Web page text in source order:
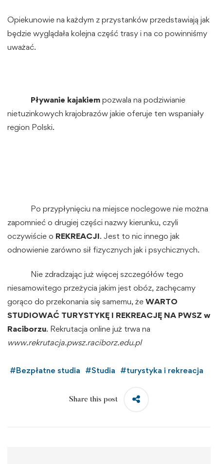
Opiekunowie na każdym z przystanków przedstawiają jak
będzie wyglądała kolejna część trasy i na co powinniśmy
uważać.
Pływanie kajakiem pozwala na podziwianie
nietuzinkowych krajobrazów jakie oferuje ten wspaniały
region Polski.
Po przypłynięciu na miejsce noclegowe nie można
zapomnieć o drugiej części nazwy kierunku, czyli
oczywiście o REKREACJI. Jest to nic innego jak
odnowienie zarówno sił fizycznych jak i psychicznych.
Nie zdradzając już więcej szczegółów tego
niesamowitego przeżycia jakim jest obóz, zachęcamy
gorąco do przekonania się samemu, że WARTO
STUDIOWAĆ TURYSTYKĘ I REKREACJĘ NA PWSZ w
Raciborzu. Rekrutacja online już trwa na
www.rekrutacja.pwsz.raciborz.edu.pl
#Bezpłatne studia #Studia #turystyka i rekreacja
Share this post